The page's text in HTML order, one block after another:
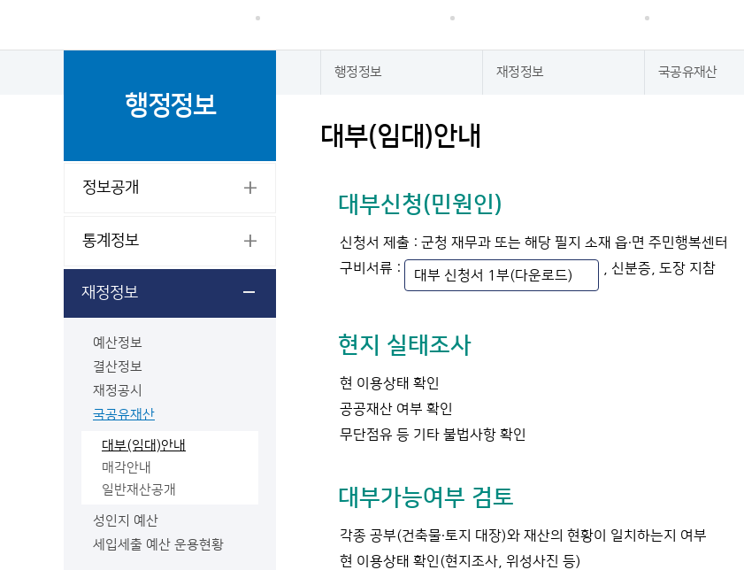
행정정보
정보공개
통계정보
재정정보
예산정보
결산정보
재정공시
국공유재산
대부(임대)안내
매각안내
일반재산공개
성인지 예산
세입세출 예산 운용현황
행정정보 재정정보 국공유재산
대부(임대)안내
대부신청(민원인)
신청서 제출 : 군청 재무과 또는 해당 필지 소재 읍·면 주민행복센터
구비서류 :
대부 신청서 1부(다운로드) , 신분증, 도장 지참
현지 실태조사
현 이용상태 확인
공공재산 여부 확인
무단점유 등 기타 불법사항 확인
대부가능여부 검토
각종 공부(건축물·토지 대장)와 재산의 현황이 일치하는지 여부
현 이용상태 확인(현지조사, 위성사진 등)